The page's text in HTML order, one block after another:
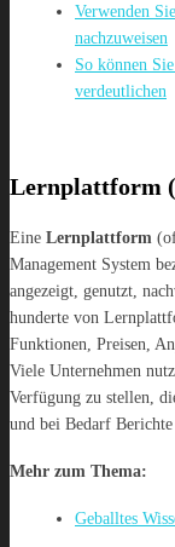
Verwenden
nachzuweisen
So können
verdeutlichen
Lernplattform
Eine Lernplattform
Management System
angezeigt, genutzt,
hunderte von
Funktionen, Preisen,
Viele Unternehmen
Verfügung zu stellen,
und bei Bedarf
Mehr zum Thema:
Geballtes